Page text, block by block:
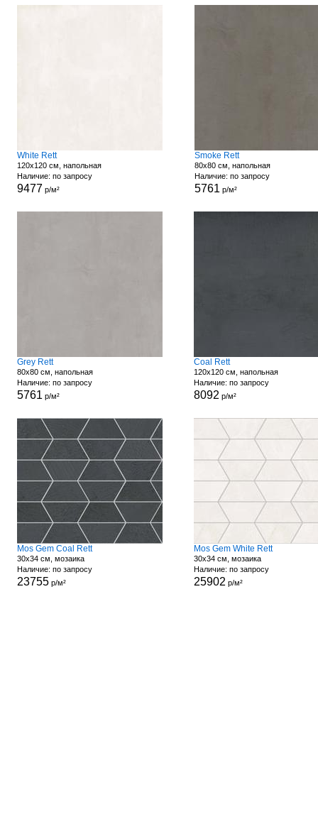
White Rett
120x120 см, напольная
Наличие: по запросу
9477 р/м²
Smoke Rett
80x80 см, напольная
Наличие: по запросу
5761 р/м²
Grey Rett
80x80 см, напольная
Наличие: по запросу
5761 р/м²
Coal Rett
120x120 см, напольная
Наличие: по запросу
8092 р/м²
Mos Gem Coal Rett
30x34 см, мозаика
Наличие: по запросу
23755р/м²
Mos Gem White Rett
30x34 см, мозаика
Наличие: по запросу
25902 р/м²